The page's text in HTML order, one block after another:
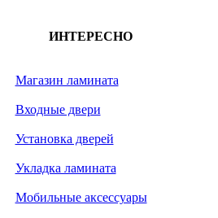
ИНТЕРЕСНО
Магазин ламината
Входные двери
Установка дверей
Укладка ламината
Мобильные аксессуары